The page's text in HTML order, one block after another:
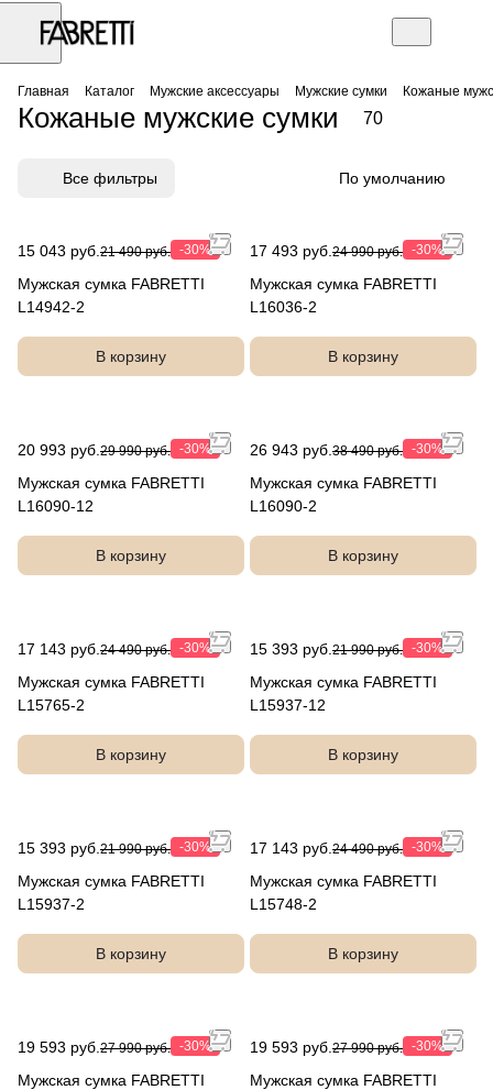
Главная Каталог Мужские аксессуары Мужские сумки Кожаные
Кожаные мужские сумки 70
Все фильтры По умолчанию
15 043 руб. 21 490 руб. -30%
Мужская сумка FABRETTI
L14942-2
В корзину
17 493 руб. 24 990 руб. -30%
Мужская сумка FABRETTI
L16036-2
В корзину
20 993 руб. 29 990 руб. -30%
Мужская сумка FABRETTI
L16090-12
В корзину
26 943 руб. 38 490 руб. -30%
Мужская сумка FABRETTI
L16090-2
В корзину
17 143 руб. 24 490 руб. -30%
Мужская сумка FABRETTI
L15765-2
В корзину
15 393 руб. 21 990 руб. -30%
Мужская сумка FABRETTI
L15937-12
В корзину
15 393 руб. 21 990 руб. -30%
Мужская сумка FABRETTI
L15937-2
В корзину
17 143 руб. 24 490 руб. -30%
Мужская сумка FABRETTI
L15748-2
В корзину
19 593 руб. 27 990 руб. -30%
Мужская сумка FABRETTI
19 593 руб. 27 990 руб. -30%
Мужская сумка FABRETTI